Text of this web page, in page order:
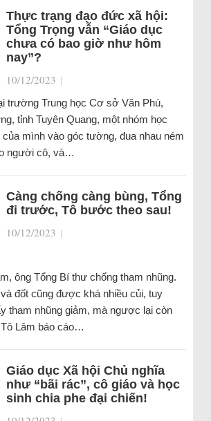
Thực trạng đạo đức xã hội:
Tổng Trọng vẫn “Giáo dục
chưa có bao giờ như hôm
nay”?
10/12/2023 |
trường Trung học Cơ sở Văn Phú,
tỉnh Tuyên Quang, một nhóm học
của mình vào góc tường, đua nhau ném
người cô, và…
Càng chống càng bùng, Tổng
đi trước, Tô bước theo sau!
10/12/2023 |
ông Tổng Bí thư chống tham nhũng.
đốt cũng được khá nhiều củi, tuy
tham nhũng giảm, mà ngược lại còn
Lâm báo cáo…
Giáo dục Xã hội Chủ nghĩa
như “bãi rác”, cô giáo và học
sinh chia phe đại chiến!